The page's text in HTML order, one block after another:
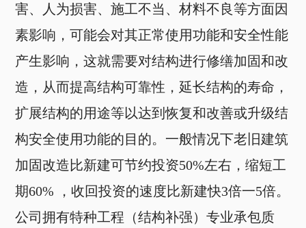
害、人为损害、施工不当、材料不良等方面因
素影响，可能会对其正常使用功能和安全性能
产生影响，这就需要对结构进行修缮加固和改
造，从而提高结构可靠性，延长结构的寿命，
扩展结构的用途等以达到恢复和改善或升级结
构安全使用功能的目的。一般情况下老旧建筑
加固改造比新建可节约投资50%左右，缩短工
期60% ，收回投资的速度比新建快3倍一5倍。
公司拥有特种工程（结构补强）专业承包质